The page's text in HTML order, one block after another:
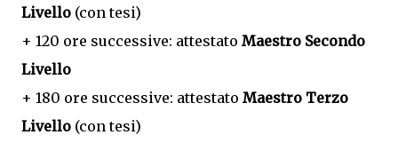
Livello (con tesi)
+ 120 ore successive: attestato Maestro Secondo
Livello
+ 180 ore successive: attestato Maestro Terzo
Livello (con tesi)